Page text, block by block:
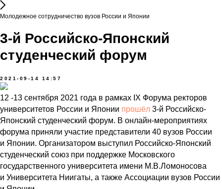
Молодежное сотрудничество вузов России и Японии
3-й Российско-Японский
студенческий форум
2021-09-14 14:57
12 -13 сентября 2021 года в рамках IX Форума ректоров
университетов России и Японии прошёл 3-й Российско-
Японский студенческий форум. В онлайн-мероприятиях
форума приняли участие представители 40 вузов России
и Японии. Организатором выступил Российско-Японский
студенческий союз при поддержке Московского
государственного университета имени М.В.Ломоносова
и Университета Ниигаты, а также Ассоциации вузов России